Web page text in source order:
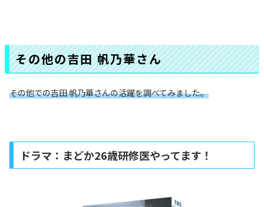
その他の吉田 帆乃華さん
その他での吉田 帆乃華さんの活躍を調べてみました。
ドラマ：まどか26歳研修医やってます！